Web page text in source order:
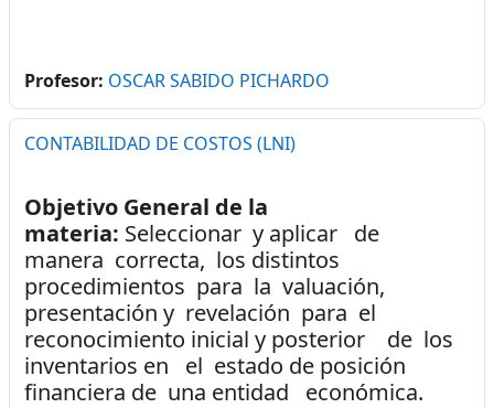
Profesor: OSCAR SABIDO PICHARDO
CONTABILIDAD DE COSTOS (LNI)
Objetivo General de la
materia: Seleccionar y aplicar de
manera correcta, los distintos
procedimientos para la valuación,
presentación y revelación para el
reconocimiento inicial y posterior de los
inventarios en el estado de posición
financiera de una entidad económica.